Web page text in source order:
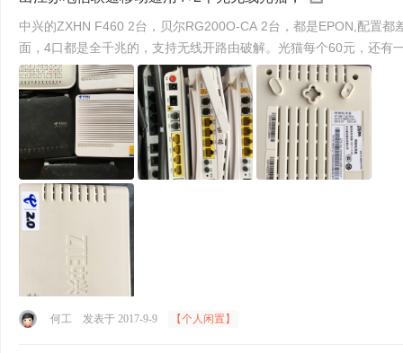
中兴的ZXHN F460 2台，贝尔RG200O-CA 2台，都是EPON,配置都差不多，1口GE，3口FE，支持无线开路由破解。还有华为HG8245 GPON ,刷了最新版本有电信固件还有华为原厂界
何工 发表于 2017-9-9 【个人闲置】